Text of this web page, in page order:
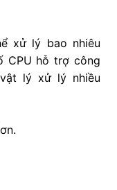
xử lý bao nhiêu
CPU hỗ trợ công
lý xử lý nhiều